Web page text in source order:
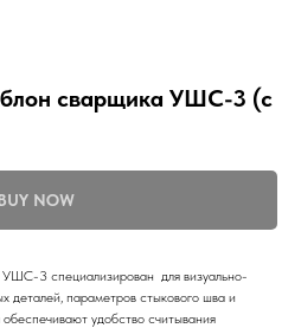
сварщика УШС-3 (с
NOW
3 специализирован для визуально-
деталей, параметров стыкового шва и
удобство считывания